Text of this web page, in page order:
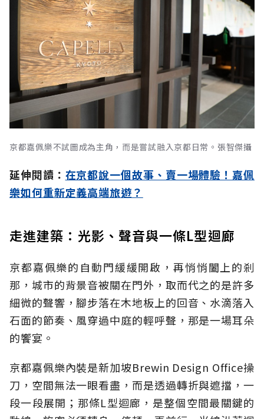
京都嘉佩樂不試圖成為主角，而是嘗試融入京都日常。張智傑攝
延伸閱讀： 在京都說一個故事、賣一場體驗！嘉佩
樂如何重新定義高端旅遊？
走進建築：光影、聲音與一條L型迴廊
京都嘉佩樂的自動門緩緩開啟，再悄悄闔上的剎
那，城市的背景音被關在門外，取而代之的是許多
細微的聲響，腳步落在木地板上的回音、水滴落入
石面的節奏、風穿過中庭的輕呼聲，那是一場耳朵
的饗宴。
京都嘉佩樂內裝是新加坡Brewin Design Office操
刀，空間無法一眼看盡，而是透過轉折與遮擋，一
段一段展開；那條L型迴廊，是整個空間最關鍵的